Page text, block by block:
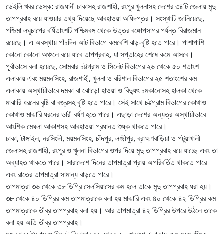
ডেইলি খবর ডেস্ক: রাজধানী ঢাকাসহ রাজশাহী, রংপুর খুলনাসহ দেশের ৩৪টি জেলায় মৃদু
তাপপ্রবাহ বয়ে যাওয়ার তথ্য দিয়েছে আবহাওয়া অধিদপ্তর। সংস্থাটি জানিয়েছে,
পশ্চিমা লঘুচাপের বর্ধিতাংশটি পশ্চিমবঙ্গ থেকে উত্তর বঙ্গোপসাগর পর্যন্ত বিরাজমান
রয়েছে। এ অবস্থায় পাঁচদিন আট বিভাগে কমবেশি ঝড়-বৃষ্টি হতে পারে। পাশাপাশি
কোনো কোনো অঞ্চলে বয়ে যাবে তাপপ্রবাহ, যা সপ্তাহের শেষে কমে আসবে।
পূর্বাভাসে বলা হয়েছে, সোমবার চট্টগ্রাম ও সিলেট বিভাগের ২৬ থেকে ৫০ শতাংশ
এলাকায় এবং ময়মনসিংহ, রাজশাহী, খুলনা ও বরিশাল বিভাগের ২৫ শতাংশের কম
এলাকায় অস্থায়ীভাবে দমকা বা ঝোড়ো হাওয়া ও বিদ্যুৎ চমকানোসহ হালকা থেকে
মাঝারি ধরনের বৃষ্টি বা বজ্রসহ বৃষ্টি হতে পারে। সেই সাথে চট্টগ্রাম বিভাগের কোথাও
কোথাও মাঝারি ধরনের ভারী বর্ষণ হতে পারে। এছাড়া দেশের অন্যত্র অস্থায়ীভাবে
আংশিক মেঘলা আকাশসহ আবহাওয়া প্রধানত শুষ্ক থাকতে পারে।
ঢাকা, টাঙ্গাইল, নরসিংদী, ময়মনসিংহ, চাঁদপুর, লক্ষ্মীপুর, ব্রাহ্মণবাড়িয়া ও পটুয়াখালী
জেলাসহ রাজশাহী, রংপুর ও খুলনা বিভাগের ওপর দিয়ে মৃদু তাপপ্রবাহ বয়ে যাচ্ছে এবং তা
অব্যাহত থাকতে পারে। সারাদেশে দিনের তাপমাত্রা প্রায় অপরিবর্তিত থাকতে পারে
এবং রাতের তাপমাত্রা সামান্য বাড়তে পারে।
তাপমাত্রা ৩৬ থেকে ৩৮ ডিগ্রি সেলসিয়াসের কম হলে তাকে মৃদু তাপপ্রবাহ ধরা হয়।
৩৮ থেকে ৪০ ডিগ্রির কম তাপমাত্রাকে বলা হয় মাঝারি এবং ৪০ থেকে ৪২ ডিগ্রির কম
তাপমাত্রাকে তীব্র তাপপ্রবাহ বলা হয়। আর তাপমাত্রা ৪২ ডিগ্রির উপরে উঠলে তাকে
বলা হয় অতি তীব্র তাপপ্রবাহ।